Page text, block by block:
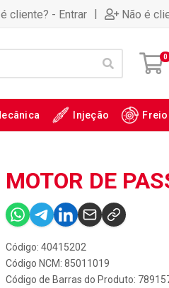
cliente? - Entrar | Não é
0
Injeção Freio
MOTOR DE
Código: 40415202
Código NCM: 85011019
Código de Barras do Produto: